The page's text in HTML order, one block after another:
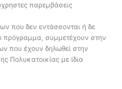
παρεμβάσεις
που δεν εντάσσονται ή δε
πρόγραμμα, συμμετέχουν στην
που έχουν δηλωθεί στην
Πολυκατοικίας με ίδια